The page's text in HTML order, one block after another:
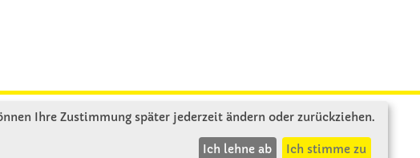
Ihre Zustimmung später jederzeit ändern oder zurückziehen.
Ich lehne ab Ich stimme zu